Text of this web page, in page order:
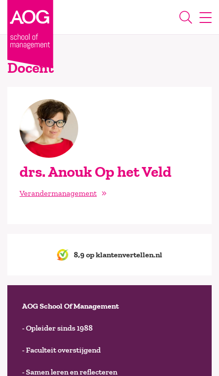
Docent
drs. Anouk Op het Veld
Verandermanagement
8,9 op klantenvertellen.nl
AOG School Of Management
- Opleider sinds 1988
- Faculteit overstijgend
- Samen leren en reflecteren